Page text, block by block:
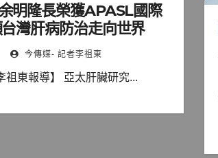
明隆長榮獲APASL國際
灣肝病防治走向世界
今傳媒- 記者李祖東
祖東報導】 亞太肝臟研究...